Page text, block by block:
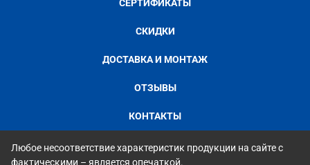
СЕРТИФИКАТЫ
СКИДКИ
ДОСТАВКА И МОНТАЖ
ОТЗЫВЫ
КОНТАКТЫ
Любое несоответствие характеристик продукции на сайте с
фактическими – является опечаткой.